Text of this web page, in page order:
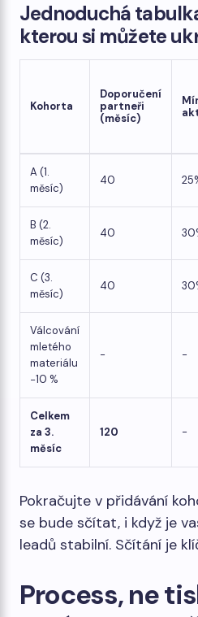
Jednoduchá
kterou si můžete
Kohorta
Doporučení
partneři
(měsíc)
A (1.
měsíc)
40
B (2.
měsíc)
40
C (3.
měsíc)
40
Válcování
mletého
materiálu
−10 %
- -
Celkem
za 3.
měsíc
120 -
Pokračujte v přidávání
se bude sčítat, i když je
leadů stabilní. Sčítání je
Process, ne